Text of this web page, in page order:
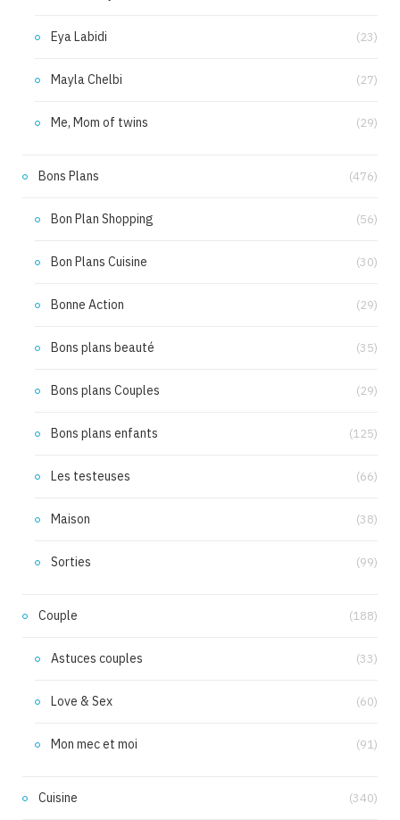
Eya Labidi (23)
Mayla Chelbi (27)
Me, Mom of twins (29)
Bons Plans (476)
Bon Plan Shopping (56)
Bon Plans Cuisine (30)
Bonne Action (29)
Bons plans beauté (35)
Bons plans Couples (29)
Bons plans enfants (125)
Les testeuses (66)
Maison (38)
Sorties (99)
Couple (188)
Astuces couples (33)
Love & Sex (60)
Mon mec et moi (91)
Cuisine (340)